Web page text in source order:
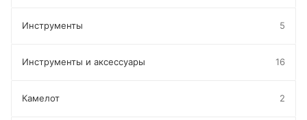
Инструменты 5
Инструменты и аксессуары 16
Камелот 2